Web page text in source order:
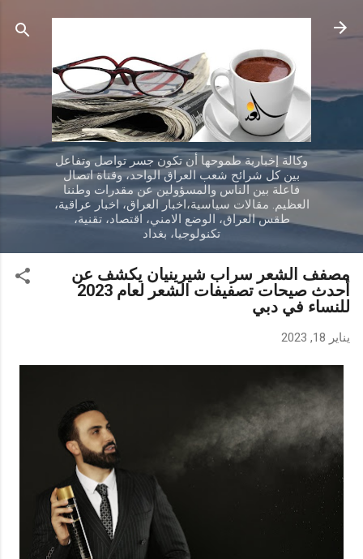
التخطي إلى المحتوى الرئيسي
وكالة إخبارية طموحها أن تكون جسر تواصل وتفاعل
بين كل شرائح شعب العراق الواحد، وقناة اتصال
فاعلة بين الناس والمسؤولين عن مقدرات وطننا
العظيم. مقالات سياسية،اخبار العراق، اخبار عراقية،
طقس العراق، الوضع الامني، اقتصاد، تقنية،
تكنولوجيا، بغداد
مصفف الشعر سراب شيرينيان يكشف عن
أحدث صيحات تصفيفات الشعر لعام 2023
للنساء في دبي
يناير 18, 2023